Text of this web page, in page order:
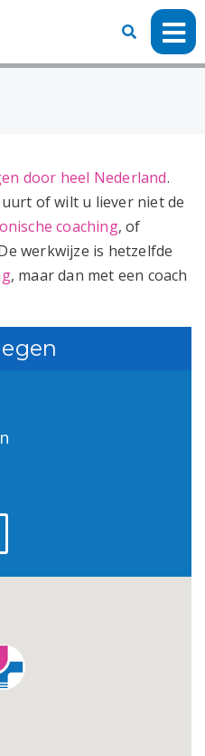
door heel Nederland.
of wilt u liever niet de
coaching, of
werkwijze is hetzelfde
, maar dan met een coach